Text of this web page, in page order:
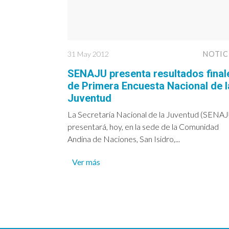
31 May 2012
SENAJU presenta resultados
de Primera Encuesta Nacional de
Juventud
La Secretaría Nacional de la Juventud
presentará, hoy, en la sede de la Comunidad
Andina de Naciones, San Isidro,...
Ver más